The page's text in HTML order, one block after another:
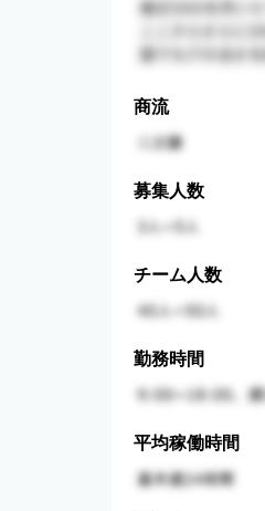
商流
募集人数
チーム人数
勤務時間
平均稼働時間